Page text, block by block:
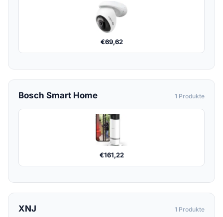
€69,62
Bosch Smart Home 1 Produkte
€161,22
XNJ 1 Produkte